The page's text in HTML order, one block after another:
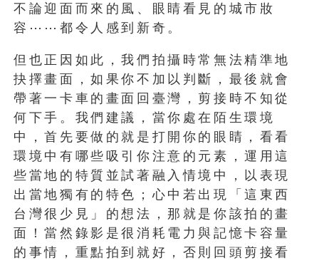
不論迎面而來的風、眼睛看見的城市妝
容⋯⋯都令人感到新奇。
但也正因如此，我們拍攝時常無法精準地
抉擇畫面，如果你不加以判斷，最後就會
帶著一卡車的畫面回臺灣，剪接時不知從
何下手。我們建議，當你處在陌生環境
中，首先要做的就是打開你的眼睛，看看
環境中有哪些吸引你注意的元素，運用這
些當地的特質並試著融入情境中，以表現
出當地獨有的特色；心中若出現「這東西
台灣很少見」的想法，那就是你該拍的畫
面！當然錄影是很消耗電力與記憶卡容量
的事情，重點拍到就好，否則回頭剪接看